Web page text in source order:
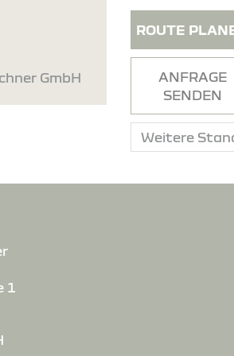
GmbH
ROUTE
ANFRAGE
SENDEN
1